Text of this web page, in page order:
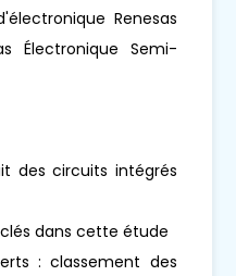
Renesas
Électronique Semi-
des circuits intégrés
dans cette étude
: classement des